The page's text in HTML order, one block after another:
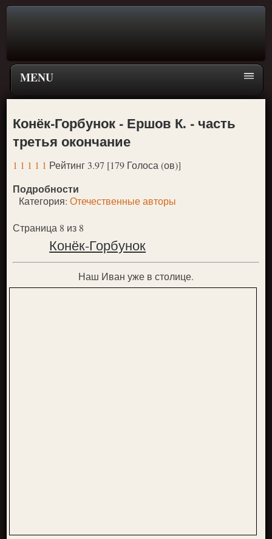
MENU
Главная страница
Поиск
ПЕРЕЙТИ К ГЛАВНОМУ МЕНЮ СКАЗОК
Новое
Популярное
Конёк-Горбунок - Ершов К. - часть
третья окончание
1 1 1 1 1 Рейтинг 3.97 [179 Голоса (ов)]
Подробности
Категория:Отечественные авторы
Страница 8 из 8
Конёк-Горбунок
Наш Иван уже в столице.